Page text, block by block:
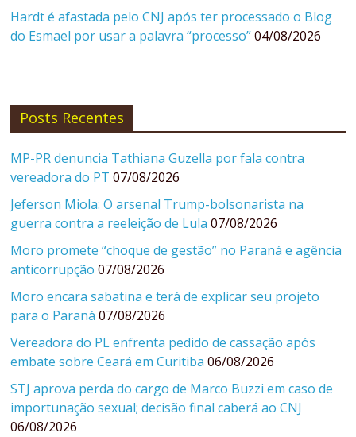
Hardt é afastada pelo CNJ após ter processado o Blog
do Esmael por usar a palavra “processo” 04/08/2026
Posts Recentes
MP-PR denuncia Tathiana Guzella por fala contra
vereadora do PT 07/08/2026
Jeferson Miola: O arsenal Trump-bolsonarista na
guerra contra a reeleição de Lula 07/08/2026
Moro promete “choque de gestão” no Paraná e agência
anticorrupção 07/08/2026
Moro encara sabatina e terá de explicar seu projeto
para o Paraná 07/08/2026
Vereadora do PL enfrenta pedido de cassação após
embate sobre Ceará em Curitiba 06/08/2026
STJ aprova perda do cargo de Marco Buzzi em caso de
importunação sexual; decisão final caberá ao CNJ
06/08/2026